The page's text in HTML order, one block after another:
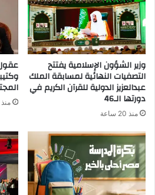
إ
ل
ك
ت
ر
و
ن
ي
وزير الشؤون الإسلامية يفتتح
التصفيات النهائية لمسابقة الملك
عبدالعزيز الدولية للقرآن الكريم في
دورتها الـ46
منذ 20 ساعة
منذ 20 ساعة